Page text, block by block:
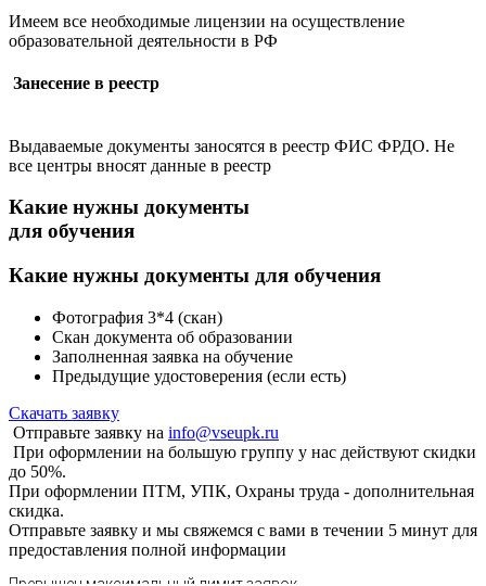
Имеем все необходимые лицензии на осуществление
образовательной деятельности в РФ
Занесение в реестр
Выдаваемые документы заносятся в реестр ФИС ФРДО. Не
все центры вносят данные в реестр
Какие нужны документы
для обучения
Какие нужны документы для обучения
Фотография 3*4 (скан)
Скан документа об образовании
Заполненная заявка на обучение
Предыдущие удостоверения (если есть)
Скачать заявку
Отправьте заявку на info@vseupk.ru
При оформлении на большую группу у нас действуют скидки
до 50%.
При оформлении ПТМ, УПК, Охраны труда - дополнительная
скидка.
Отправьте заявку и мы свяжемся с вами в течении 5 минут для
предоставления полной информации